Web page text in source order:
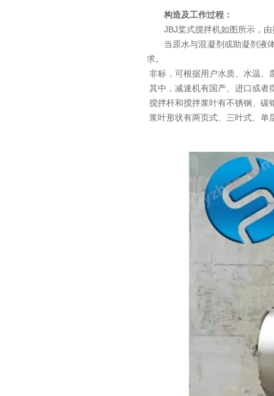
构造及工作过程：
JBJ桨式搅拌机如图所示，
当原水与混凝剂或助凝剂液
求。
非标，可根据用户水质、水温、
其中，减速机有国产、进口或者
搅拌杆和搅拌浆叶有不锈钢、碳
浆叶形状有两页式、三叶式、单